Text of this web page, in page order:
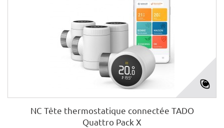
NC Tête thermostatique connectée TADO
Quattro Pack X